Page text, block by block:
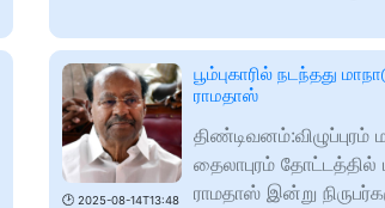
🕑 2025-08-14T13:48
பூம்புகாரில் நடந்தது
ராமதாஸ்
தைலாபுரம் தோட்டத்தில்
ராமதாஸ் இன்று